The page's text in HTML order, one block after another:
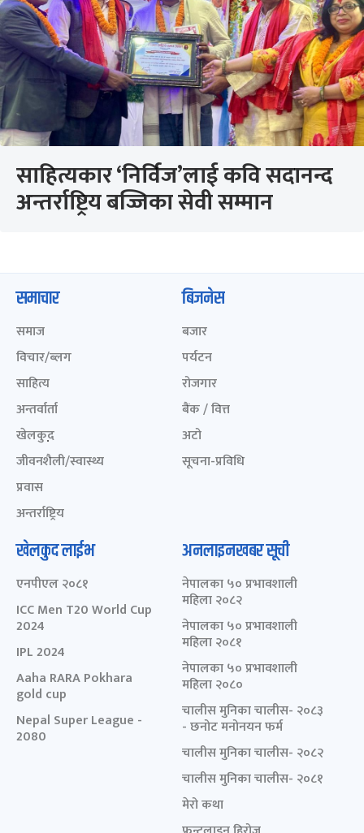
साहित्यकार ‘निर्विज’लाई कवि सदानन्द
अन्तर्राष्ट्रिय बज्जिका सेवी सम्मान
समाचार
समाज
विचार/ब्लग
साहित्य
अन्तर्वार्ता
खेलकुद़़
जीवनशैली/स्वास्थ्य
प्रवास
अन्तर्राष्ट्रिय
बिजनेस
बजार
पर्यटन
रोजगार
बैंक / वित्त
अटो
सूचना-प्रविधि
खेलकुद लाईभ
एनपीएल २०८१
ICC Men T20 World Cup
2024
IPL 2024
Aaha RARA Pokhara
gold cup
Nepal Super League -
2080
अनलाइनखबर सूची
नेपालका ५० प्रभावशाली
महिला २०८२
नेपालका ५० प्रभावशाली
महिला २०८१
नेपालका ५० प्रभावशाली
महिला २०८०
चालीस मुनिका चालीस- २०८३
- छनोट मनोनयन फर्म
चालीस मुनिका चालीस- २०८२
चालीस मुनिका चालीस- २०८१
मेरो कथा